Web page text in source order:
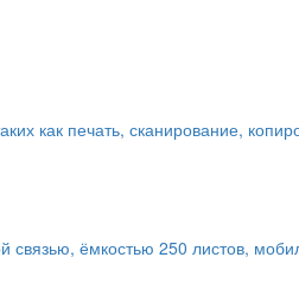
как печать, сканирование,
связью, ёмкостью 250 листов,